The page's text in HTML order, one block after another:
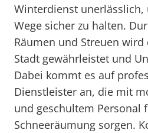
Winterdienst unerlässlich,
Wege sicher zu halten.
Räumen und Streuen
Stadt gewährleistet und
Dabei kommt es auf
Dienstleister an, die mit
und geschultem Personal
Schneeräumung sorgen.